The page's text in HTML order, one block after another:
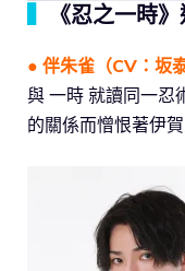
《忍之一時
● 伴朱雀（CV：坂泰
與 一時 就讀同一忍
的關係而憎恨著伊